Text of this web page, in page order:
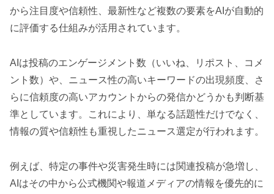
から注目度や信頼性、最新性など複数の要素をAIが自動的
に評価する仕組みが活用されています。
AIは投稿のエンゲージメント数（いいね、リポスト、コメ
ント数）や、ニュース性の高いキーワードの出現頻度、さ
らに信頼度の高いアカウントからの発信かどうかも判断基
準としています。これにより、単なる話題性だけでなく、
情報の質や信頼性も重視したニュース選定が行われます。
例えば、特定の事件や災害発生時には関連投稿が急増し、
AIはその中から公式機関や報道メディアの情報を優先的に